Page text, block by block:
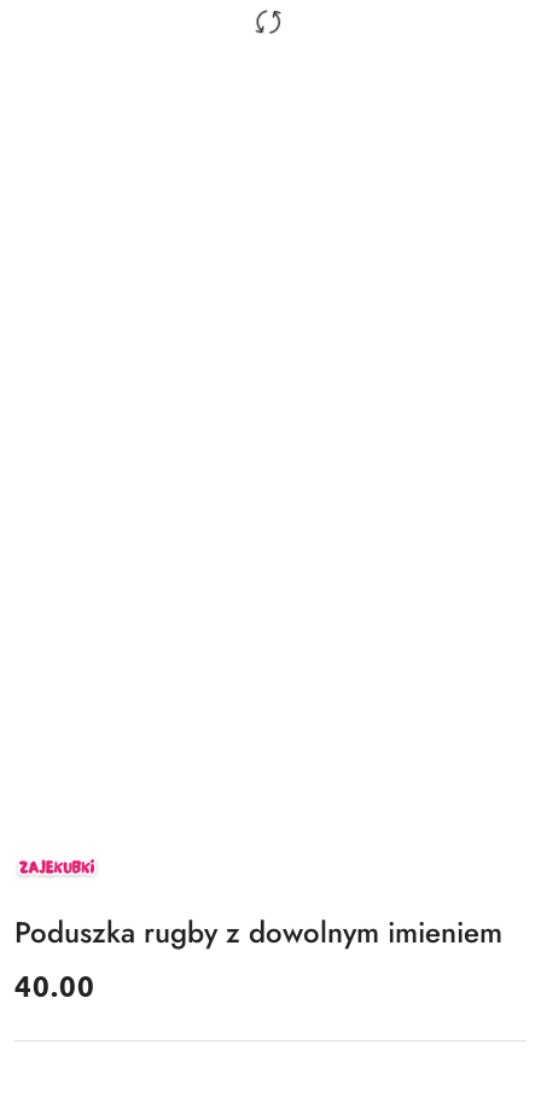
ZAJEKUBKI
Poduszka rugby z dowolnym imieniem
cena:
40.00